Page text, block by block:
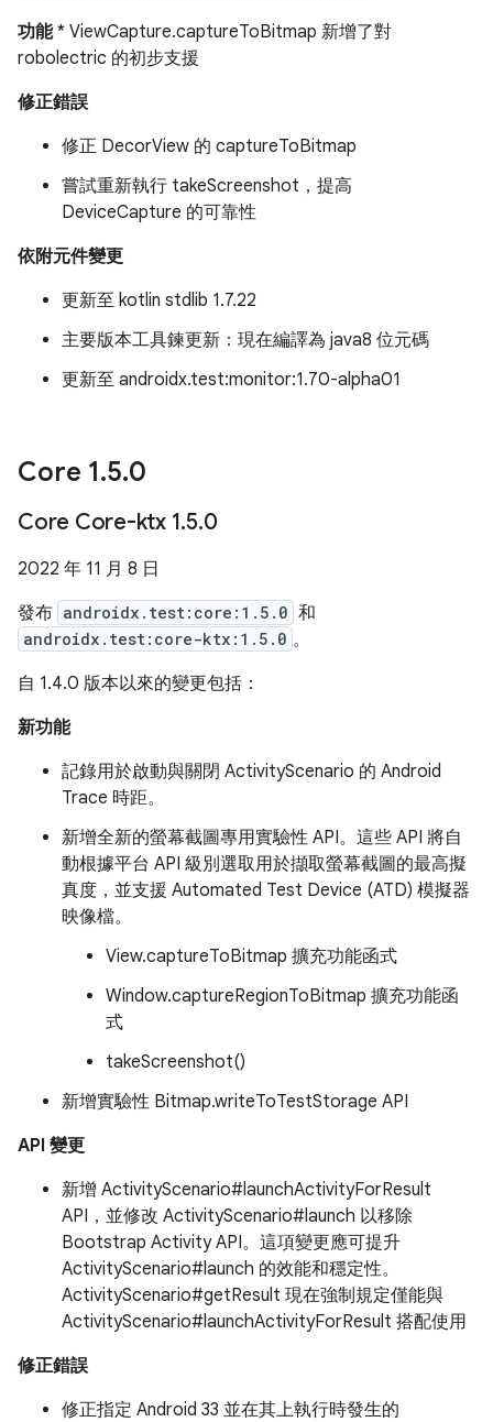
功能* ViewCapture.captureToBitmap 新增了對
robolectric 的初步支援
修正錯誤
修正 DecorView 的 captureToBitmap
嘗試重新執行 takeScreenshot，提高
DeviceCapture 的可靠性
依附元件變更
更新至 kotlin stdlib 1.7.22
主要版本工具鍊更新：現在編譯為 java8 位元碼
更新至 androidx.test:monitor:1.70-alpha01
Core 1.5.0
Core Core-ktx 1.5.0
2022 年 11 月 8 日
發布 androidx.test:core:1.5.0 和
androidx.test:core-ktx:1.5.0 。
自 1.4.0 版本以來的變更包括：
新功能
記錄用於啟動與關閉 ActivityScenario 的 Android
Trace 時距。
新增全新的螢幕截圖專用實驗性 API。這些 API 將自
動根據平台 API 級別選取用於擷取螢幕截圖的最高擬
真度，並支援 Automated Test Device (ATD) 模擬器
映像檔。
View.captureToBitmap 擴充功能函式
Window.captureRegionToBitmap 擴充功能函
式
takeScreenshot()
新增實驗性 Bitmap.writeToTestStorage API
API 變更
新增 ActivityScenario#launchActivityForResult
API，並修改 ActivityScenario#launch 以移除
Bootstrap Activity API。這項變更應可提升
ActivityScenario#launch 的效能和穩定性。
ActivityScenario#getResult 現在強制規定僅能與
ActivityScenario#launchActivityForResult 搭配使用
修正錯誤
修正指定 Android 33 並在其上執行時發生的